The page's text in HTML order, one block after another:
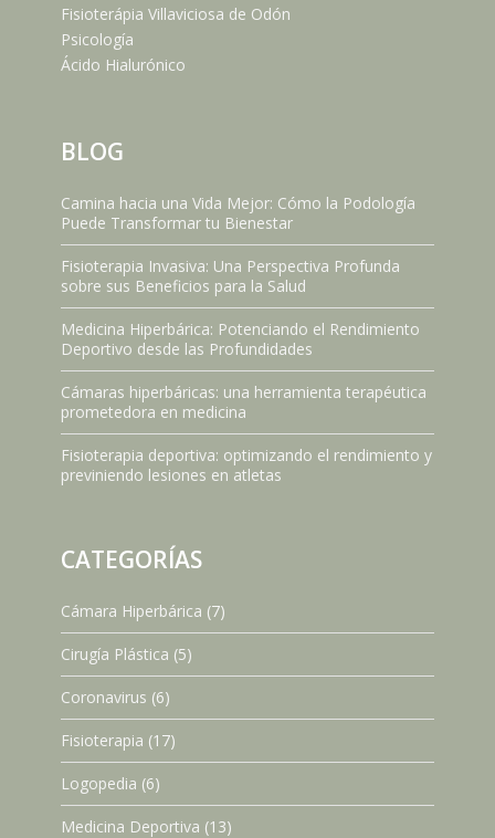
Fisioterápia Villaviciosa de Odón
Psicología
Ácido Hialurónico
BLOG
Camina hacia una Vida Mejor: Cómo la Podología
Puede Transformar tu Bienestar
Fisioterapia Invasiva: Una Perspectiva Profunda
sobre sus Beneficios para la Salud
Medicina Hiperbárica: Potenciando el Rendimiento
Deportivo desde las Profundidades
Cámaras hiperbáricas: una herramienta terapéutica
prometedora en medicina
Fisioterapia deportiva: optimizando el rendimiento y
previniendo lesiones en atletas
CATEGORÍAS
Cámara Hiperbárica (7)
Cirugía Plástica (5)
Coronavirus (6)
Fisioterapia (17)
Logopedia (6)
Medicina Deportiva (13)